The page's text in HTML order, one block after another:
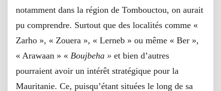
notamment dans la région de Tombouctou, on aurait
pu comprendre. Surtout que des localités comme «
Zarho », « Zouera », « Lerneb » ou même « Ber »,
« Arawaan » « Boujbeha » et bien d’autres
pourraient avoir un intérêt stratégique pour la
Mauritanie. Ce, puisqu’étant situées le long de sa